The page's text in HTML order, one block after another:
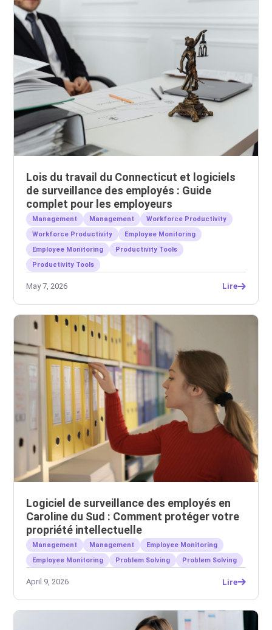
Lois du travail du Connecticut et logiciels
de surveillance des employés : Guide
complet pour les employeurs
Management Management
Workforce Productivity
Workforce Productivity
Employee Monitoring
Employee Monitoring
Productivity Tools
Productivity Tools
May 7, 2026 Lire
Logiciel de surveillance des employés en
Caroline du Sud : Comment protéger votre
propriété intellectuelle
Management Management
Employee Monitoring
Employee Monitoring
Problem Solving Problem Solving
April 9, 2026 Lire